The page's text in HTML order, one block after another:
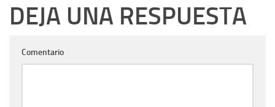
DEJA UNA RESPUESTA
Comentario